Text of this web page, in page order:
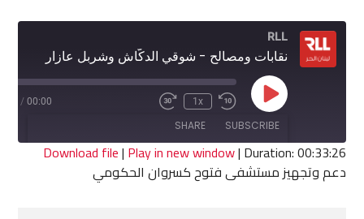
RLL
نقابات ومصالح - شوقي الدكّاش وشربل عازار
Play
Episode
Rewind
10
Seconds
1x
Fast
seconds
00:00
/
SUBSCRIBE
SHARE
SHARE
Download file| Play in new window| Duration: 00:33:26
دعم وتجهيز مستشفى فتوح كسروان الحكومي